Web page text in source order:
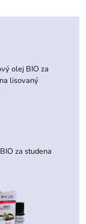
za studena